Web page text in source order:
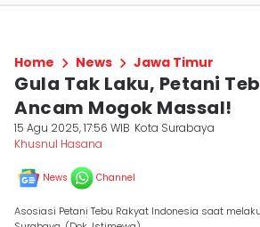
Home News Jawa Timur
Gula Tak Laku, Petani
Ancam Mogok Massal!
15 Agu 2025, 17:56 WIB Kota Surabaya
Khusnul Hasana
News Channel
Asosiasi Petani Tebu Rakyat Indonesia saat